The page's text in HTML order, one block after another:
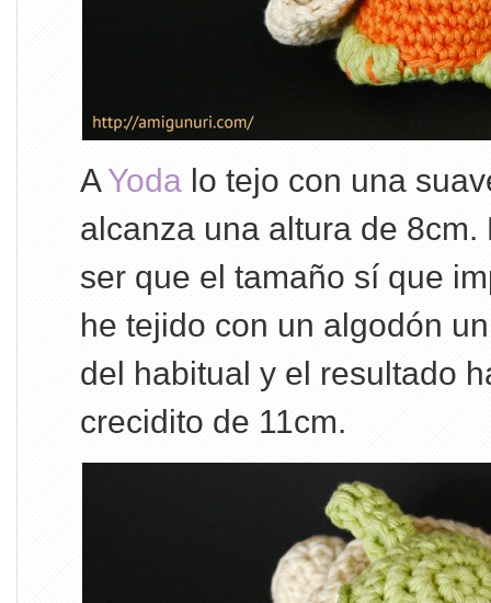
AYoda lo tejo con una
alcanza una altura de
ser que el tamaño sí que
he tejido con un algodón
del habitual y el resultado
crecidito de 11cm.